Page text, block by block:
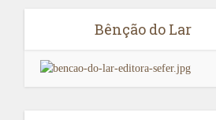
Bênção do Lar